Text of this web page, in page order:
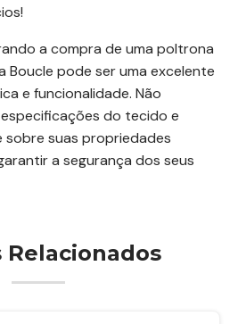
a compra de uma poltrona
Boucle pode ser uma excelente
e funcionalidade. Não
do tecido e
suas propriedades
a segurança dos seus
Relacionados